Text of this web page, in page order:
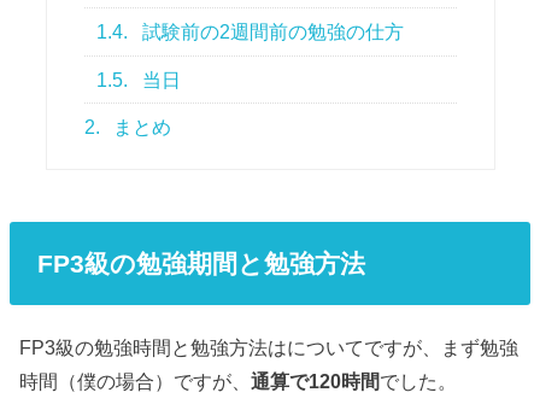
1.4. 試験前の2週間前の勉強の仕方
1.5. 当日
2. まとめ
FP3級の勉強期間と勉強方法
FP3級の勉強時間と勉強方法はについてですが、まず勉強
時間（僕の場合）ですが、通算で120時間でした。